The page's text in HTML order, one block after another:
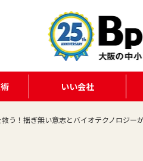
いい会社
救う！揺ぎ無い意志とバイオテクノロジー